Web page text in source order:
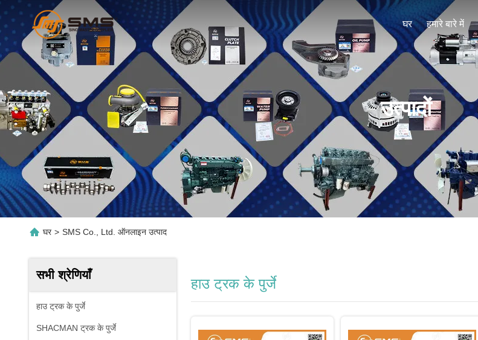
घर हमारे बारे में
उत्पादों
घर > SMS Co., Ltd. ऑनलाइन उत्पाद
सभी श्रेणियाँ
हाउ ट्रक के पुर्जे
SHACMAN ट्रक के पुर्जे
हाउ ट्रक के पुर्जे